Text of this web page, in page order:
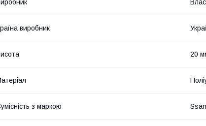
виробник
20
з маркою